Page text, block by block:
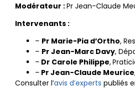
Modérateur :Pr Jean-Claude
Intervenants :
– Pr Marie-Pia d’Ortho,
– Pr Jean-Marc Davy,
– Dr Carole Philippe,
– Pr Jean-Claude Meurice
Consulter l’avis d’experts publiés